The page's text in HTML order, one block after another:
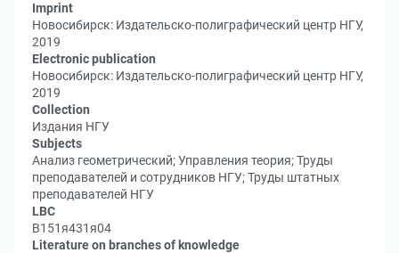
Imprint
Новосибирск: Издательско-полиграфический центр НГУ,
2019
Electronic publication
Новосибирск: Издательско-полиграфический центр НГУ,
2019
Collection
Издания НГУ
Subjects
Анализ геометрический; Управления теория; Труды
преподавателей и сотрудников НГУ; Труды штатных
преподавателей НГУ
LBC
В151я431я04
Literature on branches of knowledge